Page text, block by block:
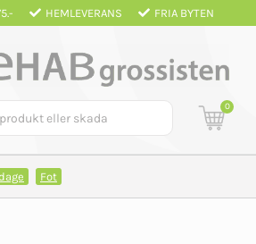
HEMLEVERANS FRIA BYTEN
0
Fot